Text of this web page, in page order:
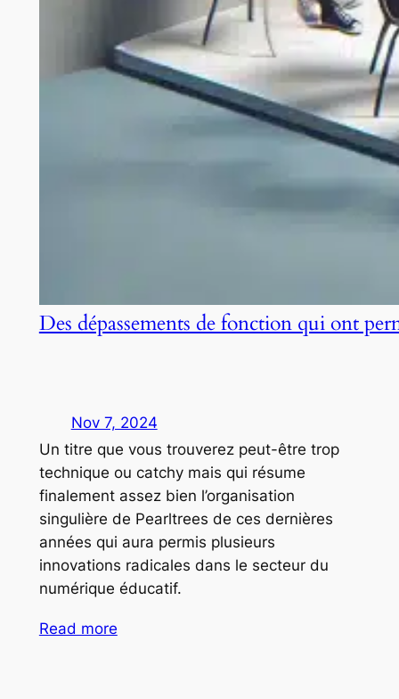
Des dépassements de fonction qui ont
Nov 7, 2024
Un titre que vous trouverez peut-être trop
technique ou catchy mais qui résume
finalement assez bien l’organisation
singulière de Pearltrees de ces dernières
années qui aura permis plusieurs
innovations radicales dans le secteur du
numérique éducatif.
Read more